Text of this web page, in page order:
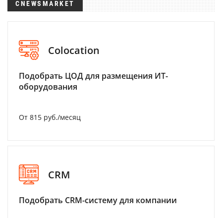
CNEWSMARKET
Colocation
Подобрать ЦОД для размещения ИТ-
оборудования
От 815 руб./месяц
CRM
Подобрать CRM-систему для компании